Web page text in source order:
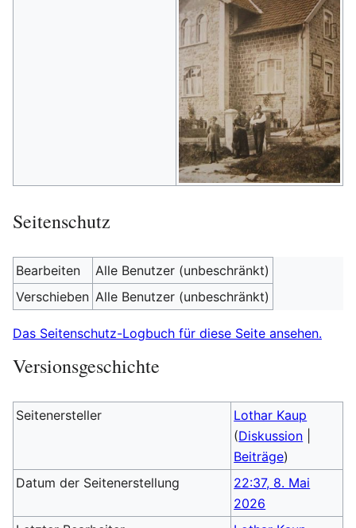
Seitenschutz
Bearbeiten
Alle Benutzer (unbeschränkt)
Verschieben Alle Benutzer (unbeschränkt)
Das Seitenschutz-Logbuch für diese Seite ansehen.
Versionsgeschichte
Seitenersteller
Lothar Kaup
(Diskussion
Beiträge)
Datum der Seitenerstellung
22:37, 8. Mai
2026